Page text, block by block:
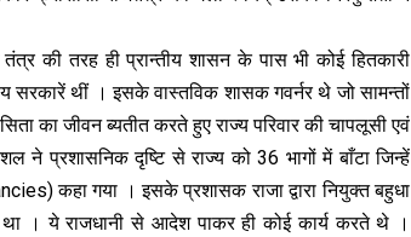
की तरह ही प्रान्तीय शासन के पास भी कोई हितकारी
सरकारें थीं । इसके वास्तविक शासक गवर्नर थे जो सामन्तों
का जीवन ब्यतीत करते हुए राज्य परिवार की चापलूसी एवं
प्रशासनिक दृष्टि से राज्य को 36 भागों में बाँटा जिन्हें
कहा गया । इसके प्रशासक राजा द्वारा नियुक्त बहुधा
था । ये राजधानी से आदेश पाकर ही कोई कार्य करते थे ।